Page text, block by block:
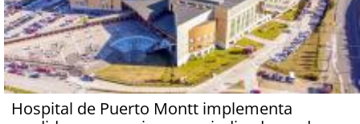
Hospital de Puerto Montt implementa